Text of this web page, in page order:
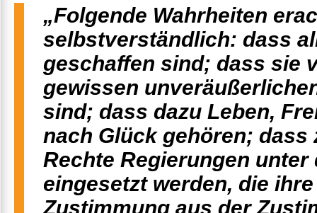
„Folgende Wahrheiten
selbstverständlich: dass
geschaffen sind; dass sie
gewissen
sind; dass dazu Leben,
nach Glück gehören;
Rechte Regierungen unter
eingesetzt werden, die
Zustimmung aus der